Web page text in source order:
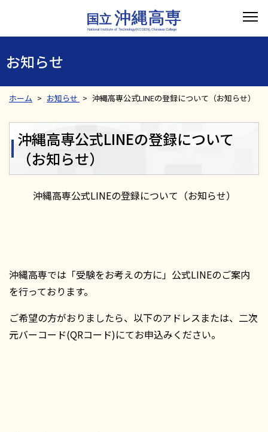
お知らせ
ホーム お知らせ 沖縄高専公式LINEの登録について（お知らせ）
沖縄高専公式LINEの登録について
（お知らせ）
沖縄高専公式LINEの登録について（お知らせ）
沖縄高専では「受験をお考えの方に」公式LINEのご案内
を行っております。
ご希望の方がおりましたら、以下のアドレスまたは、二次
元バーコード(QRコード)にてお申込みください。